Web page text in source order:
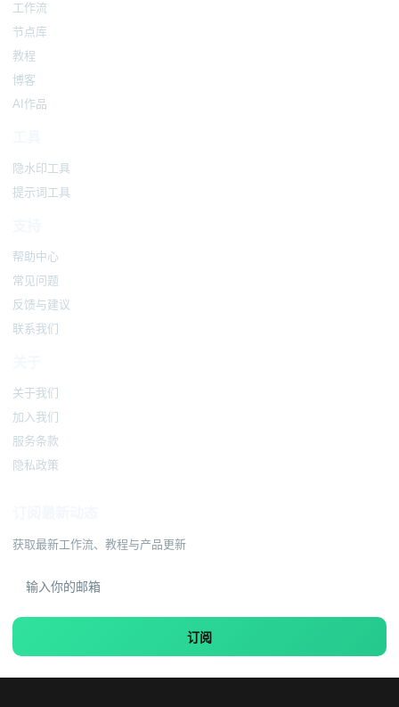
工作流
节点库
教程
博客
AI作品
隐水印工具
提示词工具
帮助中心
常见问题
反馈与建议
联系我们
关于我们
加入我们
服务条款
隐私政策
获取最新工作流、教程与产品更新
订阅